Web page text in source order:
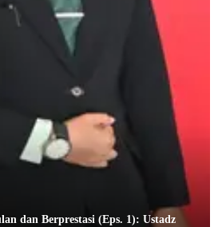
dan Berprestasi (Eps. 1): Ustadz